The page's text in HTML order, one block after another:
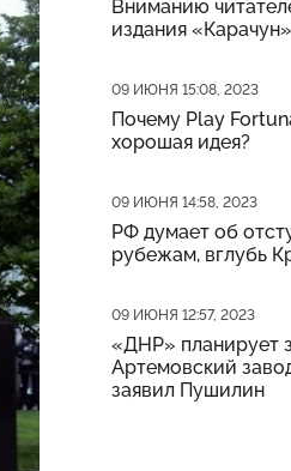
Вниманию
издания «Карачун»
Дата публикации
09 ИЮНЯ 15:08, 2023
Почему Play
хорошая идея?
Дата публикации
09 ИЮНЯ 14:58, 2023
РФ думает об
рубежам, вглубь
Дата публикации
09 ИЮНЯ 12:57, 2023
«ДНР» планирует
Артемовский
заявил Пушилин